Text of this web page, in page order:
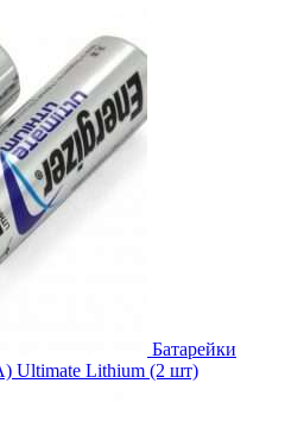
Батарейки
Ultimate Lithium (2 шт)